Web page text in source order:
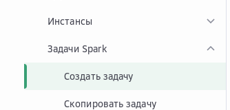
Инстансы
Задачи Spark
Создать задачу
Скопировать задачу